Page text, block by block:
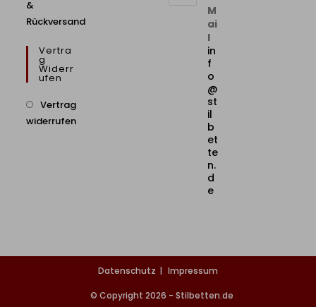
&
Rückversand
Vertra
G
Widerr
Ufen
Vertrag
widerrufen
M
ai
l
in
f
o
@
st
il
b
et
te
n.
d
e
Datenschutz Impressum
© Copyright 2026 - Stilbetten.de